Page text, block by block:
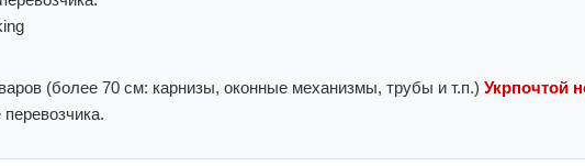
(более 70 см: карнизы, оконные механизмы, трубы и т.п.) Укрпочтой